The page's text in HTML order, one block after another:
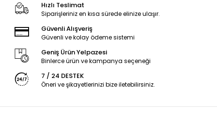
Hızlı Teslimat
Siparişleriniz en kısa sürede elinize ulaşır.
Güvenli Alışveriş
Güvenli ve kolay ödeme sistemi
Geniş Ürün Yelpazesi
Binlerce ürün ve kampanya seçeneği
7 / 24 DESTEK
Öneri ve şikayetlerinizi bize iletebilirsiniz.